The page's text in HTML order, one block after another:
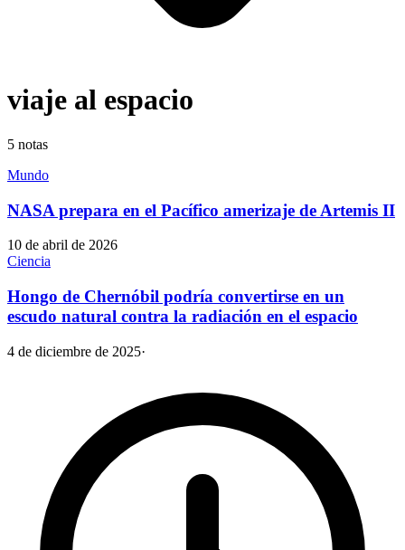
viaje al espacio
5 notas
Mundo
NASA prepara en el Pacífico amerizaje de Artemis II
10 de abril de 2026
Ciencia
Hongo de Chernóbil podría convertirse en un
escudo natural contra la radiación en el espacio
4 de diciembre de 2025·